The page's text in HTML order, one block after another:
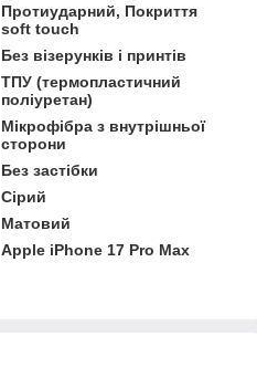
Протиударний, Покриття
soft touch
Без візерунків і принтів
ТПУ (термопластичний
поліуретан)
Мікрофібра з внутрішньої
сторони
Без застібки
Сірий
Матовий
Apple iPhone 17 Pro Max